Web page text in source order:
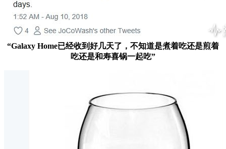
“Galaxy Home已经收到好几天了，不知道是煮着吃还是煎着
吃还是和寿喜锅一起吃”